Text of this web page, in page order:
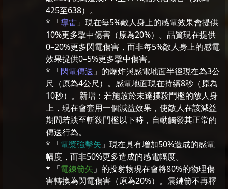
425至638）。
* 「導雷 」現在每5%敵人身上的感電效果會提供
10%更多擊中傷害（原為20%）。品質現在提供
0–20%更多閃電傷害，而非每5%敵人身上的感電
效果提供0–5%更多擊中傷害。
* 「閃電傳送 」的爆炸與感電地面半徑現在為3公
尺（原為4公尺）。感電地面現在持續8秒（原為
10秒）。新增：若施放於未達撲殺門檻的敵人身
上，現在會套用一個減益效果，使敵人在該減益
期間若跌至斬殺門檻以下時，自動觸發其正常的
傳送行為。
* 「電漿強擊矢 」現在具有增加50%造成的感電
幅度，而非50%更多造成的感電幅度。
* 「電鍊箭矢 」的投射物現在會將80%的物理傷
害轉換為閃電傷害（原為20%）。震鏈箭不再釋